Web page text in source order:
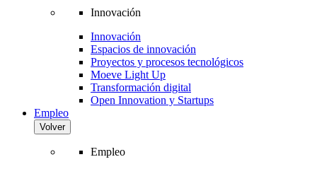
Innovación
Innovación
Espacios de innovación
Proyectos y procesos tecnológicos
Moeve Light Up
Transformación digital
Open Innovation y Startups
Empleo
Volver
Empleo